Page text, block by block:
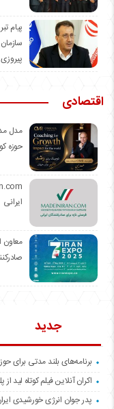
️پیام
اقتصادی
حوزه
ایرانی
معاون
جدید
برنامه‌های بلند مدتی برای
اکران آنلاین فیلم کوتاه لید از
پدر جوان انرژی خورشیدی